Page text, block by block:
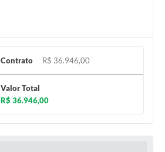
Contrato
R$ 36.946,00
Valor Total
R$ 36.946,00